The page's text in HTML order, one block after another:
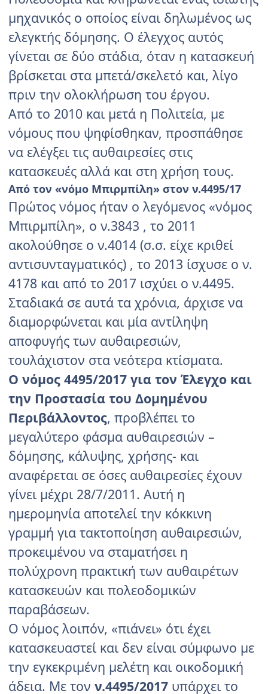
μηχανικός ο οποίος είναι δηλωμένος ως
ελεγκτής δόμησης. Ο έλεγχος αυτός
γίνεται σε δύο στάδια, όταν η κατασκευή
βρίσκεται στα μπετά/σκελετό και, λίγο
πριν την ολοκλήρωση του έργου.
Από το 2010 και μετά η Πολιτεία, με
νόμους που ψηφίσθηκαν, προσπάθησε
να ελέγξει τις αυθαιρεσίες στις
κατασκευές αλλά και στη χρήση τους.
Από τον «νόμο Μπιρμπίλη» στον ν.4495/17
Πρώτος νόμος ήταν ο λεγόμενος «νόμος
Μπιρμπίλη», ο ν.3843 , το 2011
ακολούθησε ο ν.4014 (σ.σ. είχε κριθεί
αντισυνταγματικός) , το 2013 ίσχυσε ο ν.
4178 και από το 2017 ισχύει ο ν.4495.
Σταδιακά σε αυτά τα χρόνια, άρχισε να
διαμορφώνεται και μία αντίληψη
αποφυγής των αυθαιρεσιών,
τουλάχιστον στα νεότερα κτίσματα.
Ο νόμος 4495/2017 για τον Έλεγχο και
την Προστασία του Δομημένου
Περιβάλλοντος, προβλέπει το
μεγαλύτερο φάσμα αυθαιρεσιών –
δόμησης, κάλυψης, χρήσης- και
αναφέρεται σε όσες αυθαιρεσίες έχουν
γίνει μέχρι 28/7/2011. Αυτή η
ημερομηνία αποτελεί την κόκκινη
γραμμή για τακτοποίηση αυθαιρεσιών,
προκειμένου να σταματήσει η
πολύχρονη πρακτική των αυθαιρέτων
κατασκευών και πολεοδομικών
παραβάσεων.
Ο νόμος λοιπόν, «πιάνει» ότι έχει
κατασκευαστεί και δεν είναι σύμφωνο με
την εγκεκριμένη μελέτη και οικοδομική
άδεια. Με τον ν.4495/2017 υπάρχει το